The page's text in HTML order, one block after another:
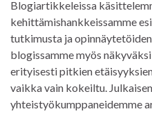
Blogiartikkeleissa
kehittämishankkeissamme
tutkimusta ja
blogissamme myös
erityisesti pitkien
vaikka vain kokeiltu.
yhteistyökumppaneidemme